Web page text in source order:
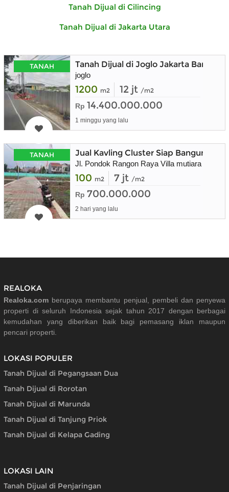
Tanah Dijual di Cilincing
Tanah Dijual di Jakarta Utara
TANAH Tanah Dijual di Joglo Jakarta Barat,
joglo
1200 m2 12 jt /m2
Rp 14.400.000.000
1 minggu yang lalu
TANAH Jual Kavling Cluster Siap Bangun
Jl. Pondok Rangon Raya Villa mutiara
100 m2 7 jt /m2
Rp 700.000.000
2 hari yang lalu
REALOKA
Realoka.com berupaya membantu penjual, pembeli dan penyewa
properti di seluruh Indonesia sejak tahun 2017 dengan berbagai
kemudahan yang diberikan baik bagi pemasang iklan maupun
pencari properti.
LOKASI POPULER
Tanah Dijual di Pegangsaan Dua
Tanah Dijual di Rorotan
Tanah Dijual di Marunda
Tanah Dijual di Tanjung Priok
Tanah Dijual di Kelapa Gading
LOKASI LAIN
Tanah Dijual di Penjaringan